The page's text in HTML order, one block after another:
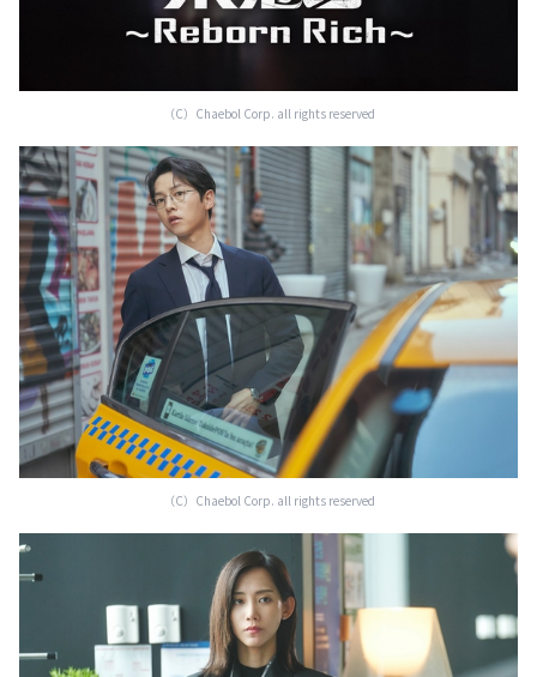
（C）Chaebol Corp. all rights reserved
（C）Chaebol Corp. all rights reserved